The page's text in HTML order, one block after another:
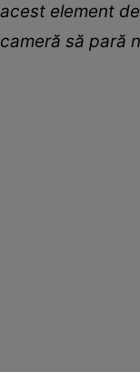
acest element
cameră să pară